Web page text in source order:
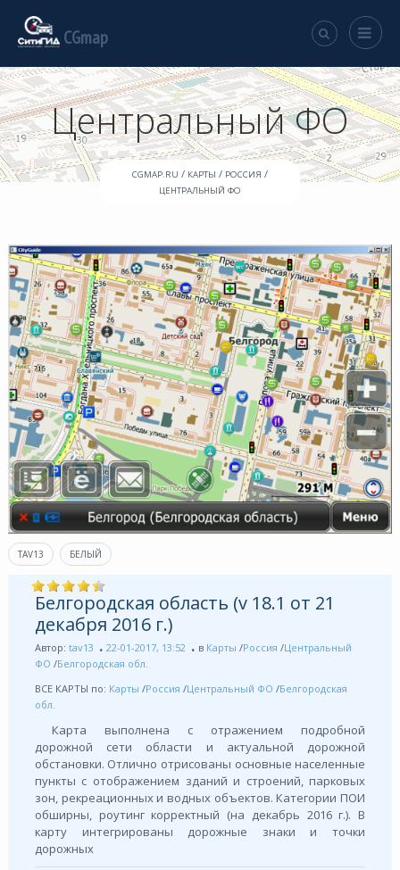
CGmap
Центральный ФО
CGMAP.RU / КАРТЫ / РОССИЯ /
ЦЕНТРАЛЬНЫЙ ФО
TAV13 БЕЛЫЙ
Белгородская область (v 18.1 от 21
декабря 2016 г.)
Автор: tav13 22-01-2017, 13:52 в Карты /Россия /Центральный
ФО /Белгородская обл.
ВСЕ КАРТЫ по: Карты /Россия /Центральный ФО /Белгородская
обл.
Карта выполнена с отражением подробной
дорожной сети области и актуальной дорожной
обстановки. Отлично отрисованы основные населенные
пункты с отображением зданий и строений, парковых
зон, рекреационных и водных объектов. Категории ПОИ
обширны, роутинг корректный (на декабрь 2016 г.). В
карту интегрированы дорожные знаки и точки
дорожных